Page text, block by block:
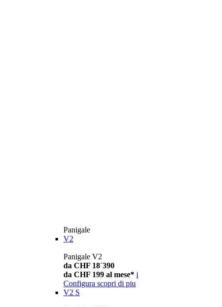
Panigale
V2
Panigale V2
da CHF 18´390
da CHF 199 al mese* i
Configura scopri di piu
V2 S